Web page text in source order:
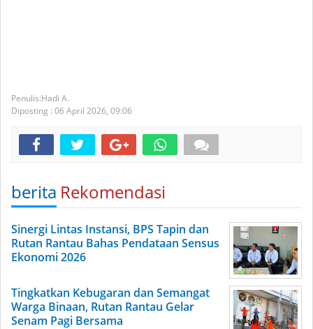
Hadi A.
Diposting : 06 April 2026, 09:06
berita Rekomendasi
Sinergi Lintas Instansi, BPS Tapin dan
Rutan Rantau Bahas Pendataan Sensus
Ekonomi 2026
Tingkatkan Kebugaran dan Semangat
Warga Binaan, Rutan Rantau Gelar
Senam Pagi Bersama